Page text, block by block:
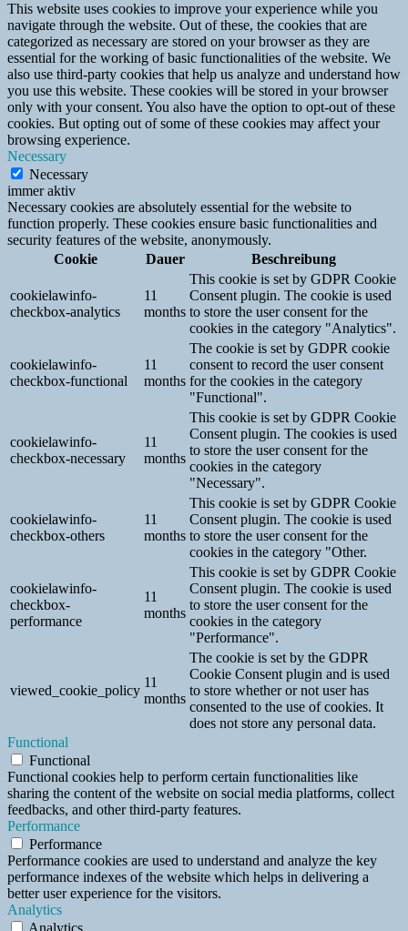
This website uses cookies to improve your experience while you
navigate through the website. Out of these, the cookies that are
categorized as necessary are stored on your browser as they are
essential for the working of basic functionalities of the website. We
also use third-party cookies that help us analyze and understand how
you use this website. These cookies will be stored in your browser
only with your consent. You also have the option to opt-out of these
cookies. But opting out of some of these cookies may affect your
browsing experience.
Necessary
Necessary
immer aktiv
Necessary cookies are absolutely essential for the website to
function properly. These cookies ensure basic functionalities and
security features of the website, anonymously.
Cookie
Dauer Beschreibung
cookielawinfo-
checkbox-analytics
11
months
This cookie is set by GDPR Cookie
Consent plugin. The cookie is used
to store the user consent for the
cookies in the category "Analytics".
cookielawinfo-
checkbox-functional
11
months
The cookie is set by GDPR cookie
consent to record the user consent
for the cookies in the category
"Functional".
cookielawinfo-
checkbox-necessary
11
months
This cookie is set by GDPR Cookie
Consent plugin. The cookies is used
to store the user consent for the
cookies in the category
"Necessary".
cookielawinfo-
checkbox-others
11
months
This cookie is set by GDPR Cookie
Consent plugin. The cookie is used
to store the user consent for the
cookies in the category "Other.
cookielawinfo-
checkbox-
performance
11
months
This cookie is set by GDPR Cookie
Consent plugin. The cookie is used
to store the user consent for the
cookies in the category
"Performance".
viewed_cookie_policy
11
months
The cookie is set by the GDPR
Cookie Consent plugin and is used
to store whether or not user has
consented to the use of cookies. It
does not store any personal data.
Functional
Functional
Functional cookies help to perform certain functionalities like
sharing the content of the website on social media platforms, collect
feedbacks, and other third-party features.
Performance
Performance
Performance cookies are used to understand and analyze the key
performance indexes of the website which helps in delivering a
better user experience for the visitors.
Analytics